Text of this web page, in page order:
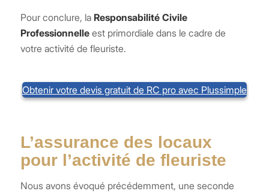
Pour conclure, la Responsabilité Civile
Professionnelleest primordiale dans le cadre de
votre activité de fleuriste.
Obtenir votre devis gratuit de RC pro avec Plussimple
L’assurance des locaux
pour l’activité de fleuriste
Nous avons évoqué précédemment, une seconde